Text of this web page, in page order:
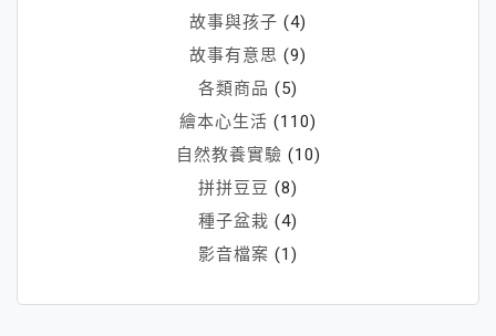
故事與孩子 (4)
故事有意思 (9)
各類商品 (5)
繪本心生活 (110)
自然教養實驗 (10)
拼拼豆豆 (8)
種子盆栽 (4)
影音檔案 (1)